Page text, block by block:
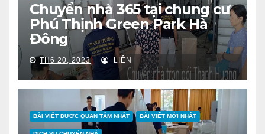
Chuyển nhà 365 tại chung cư
Phú Thịnh Green Park Hà
Đông
TH6 20, 2023 LIÊN
BÀI VIẾT ĐƯỢC QUAN TÂM NHẤT BÀI VIẾT MỚI NHẤT